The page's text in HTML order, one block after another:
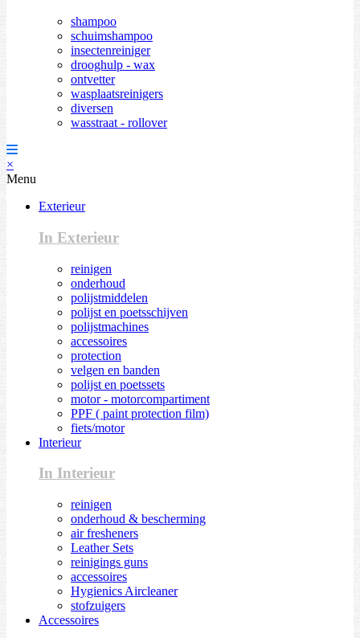
shampoo
schuimshampoo
insectenreiniger
drooghulp - wax
ontvetter
wasplaatsreinigers
diversen
wasstraat - rollover
×
Menu
Exterieur
In Exterieur
reinigen
onderhoud
polijstmiddelen
polijst en poetsschijven
polijstmachines
accessoires
protection
velgen en banden
polijst en poetssets
motor - motorcompartiment
PPF ( paint protection film)
fiets/motor
Interieur
In Interieur
reinigen
onderhoud & bescherming
air fresheners
Leather Sets
reinigings guns
accessoires
Hygienics Aircleaner
stofzuigers
Accessoires